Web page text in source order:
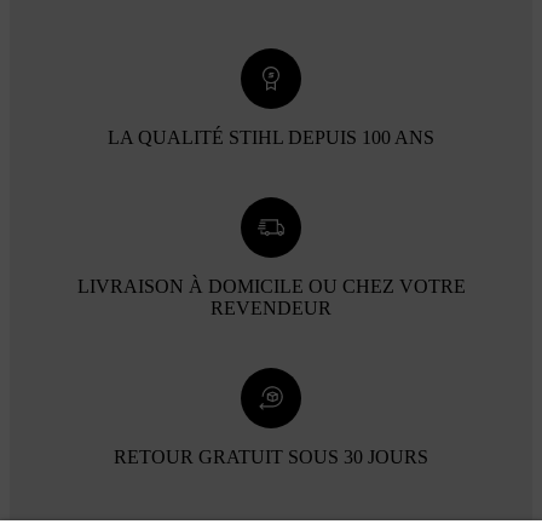
LA QUALITÉ STIHL DEPUIS 100 ANS
LIVRAISON À DOMICILE OU CHEZ VOTRE
REVENDEUR
RETOUR GRATUIT SOUS 30 JOURS